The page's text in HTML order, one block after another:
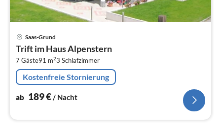
Saas-Grund
Trift im Haus Alpenstern
7 Gäste91 m23 Schlafzimmer
Kostenfreie Stornierung
ab 189€/ Nacht